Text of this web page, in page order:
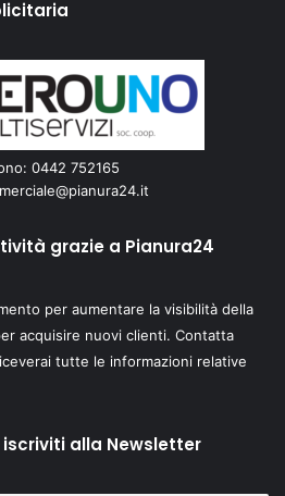
0442 752165
grazie a Pianura24
per aumentare la visibilità della
acquisire nuovi clienti. Contatta
tutte le informazioni relative
alla Newsletter